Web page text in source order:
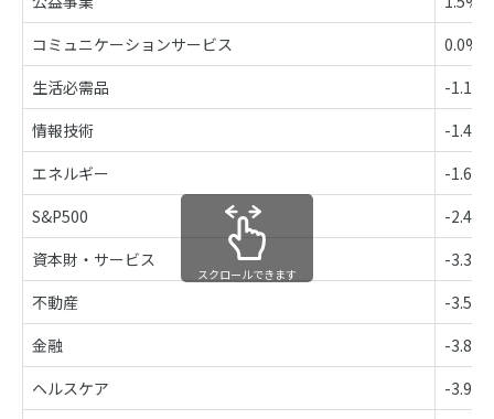
コミュニケーションサービス
0.0%
生活必需品
-1.1%
情報技術
-1.4%
エネルギー
-1.6%
S&P500
-2.4%
資本財・サービス
-3.3%
不動産
-3.5%
金融
-3.8%
ヘルスケア
-3.9%
スクロールできます